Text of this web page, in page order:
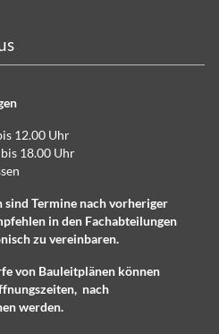
12.00 Uhr
18.00 Uhr
Termine nach vorheriger
in den Fachabteilungen
zu vereinbaren.
von Bauleitplänen können
nach
werden.